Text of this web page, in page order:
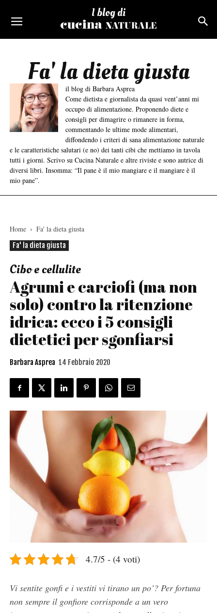
I blog di
Fa' la dieta giusta
il blog di Barbara Asprea
Come dietista e giornalista da quasi vent’anni mi
occupo di alimentazione. Proponendo diete e
consigli per dimagrire o rimanere in forma,
commentando le ultime mode alimentari,
diffondendo i criteri di sana alimentazione naturale
e le caratteristiche salutari (e no) dei tanti cibi che mettiamo in tavola
tutti i giorni. Scrivo su Cucina Naturale e altre riviste e sono autrice di
diversi libri. Insomma: “Il pane è il mio mangiare e il mangiare è il
mio pane”.
Home
Fa' la dieta giusta
Fa' la dieta giusta
Cibo e cellulite
Agrumi e carciofi (ma non
solo) contro la ritenzione
idrica: ecco i 5 consigli
dietetici per sgonfiarsi
Barbara Asprea 14 Febbraio 2020
4.7/5 - (4 voti)
Vi sentite gonfi e i vestiti vi tirano un po’? Per fortuna
non sempre il gonfiore corrisponde a un vero